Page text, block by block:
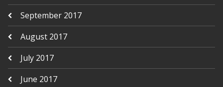
September 2017
August 2017
July 2017
June 2017